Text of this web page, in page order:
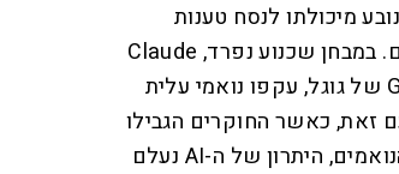
מיכולתו לנסח טענות
במהירות גבוהה בהרבה מזו של מומחים אנושיים. במבחן שכנוע נפרד, Claude
ומודלים מסחריים אחרים, בהם Gemini 2.5 Pro של גוגל, עקפו נואמי עלית
4.6 נקודות אחוז. עם זאת, כאשר החוקרים הגבילו
את המודלים לאותו מספר מילים בשיחה כמו הנואמים, היתרון של ה-AI נעלם